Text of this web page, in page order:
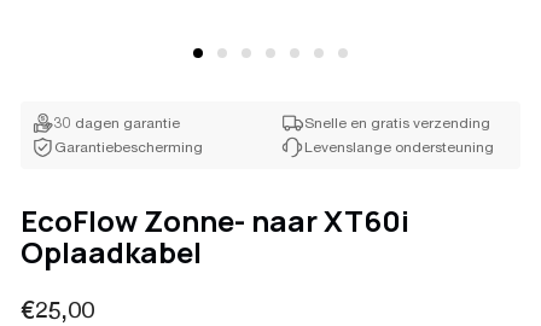
30 dagen garantie
Snelle en gratis verzending
Garantiebescherming
Levenslange ondersteuning
EcoFlow Zonne- naar XT60i
Oplaadkabel
Normale
€25,00